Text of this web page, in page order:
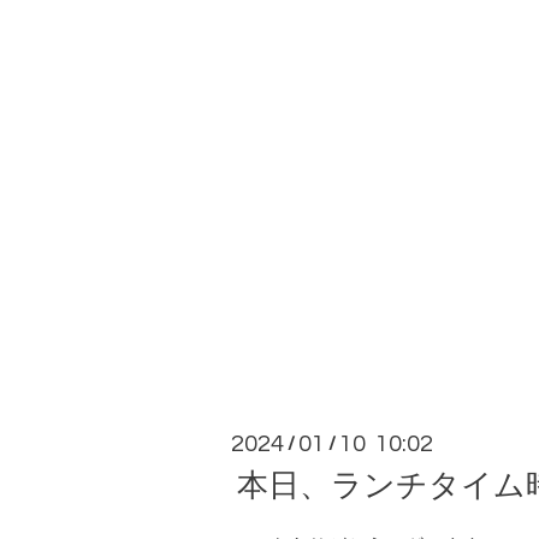
2024 / 01 / 10 10:02
本日、ランチタイム